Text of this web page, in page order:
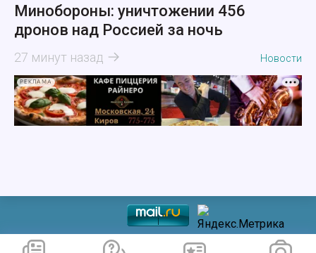
Минобороны: уничтожении 456
дронов над Россией за ночь
27 минут назад Новости
РЕКЛАМА